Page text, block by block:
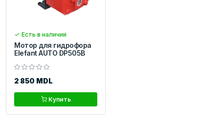
Есть в наличии
Мотор для гидрофора
Elefant AUTO DP505B
2 850 MDL
Купить